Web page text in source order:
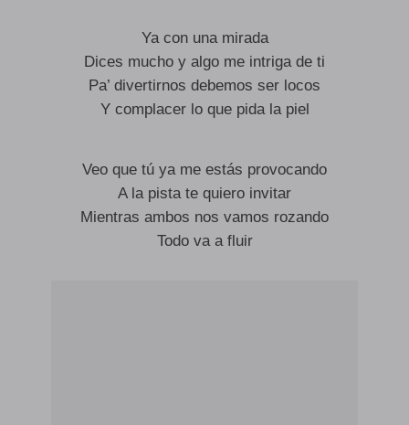
Ya con una mirada
Dices mucho y algo me intriga de ti
Pa’ divertirnos debemos ser locos
Y complacer lo que pida la piel
Veo que tú ya me estás provocando
A la pista te quiero invitar
Mientras ambos nos vamos rozando
Todo va a fluir